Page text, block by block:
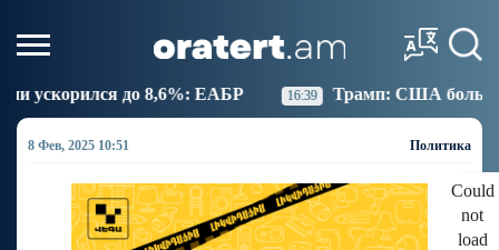
ЕАБР 16:39 Трамп: США больше не намерены вести
8 Фев, 2025 10:51 Политика
Could
not
load